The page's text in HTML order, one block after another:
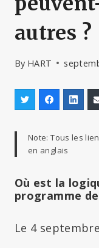
autres ?
By HART
Note: Tous les
en anglais
Où est la
programme
Le 4